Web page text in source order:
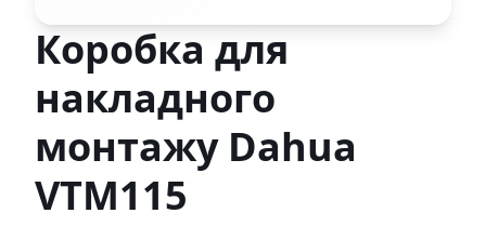
Коробка для
накладного
монтажу Dahua
VTM115